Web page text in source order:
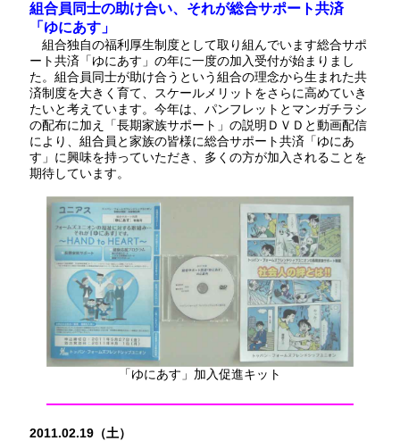
組合員同士の助け合い、それが総合サポート共済
「ゆにあす」
組合独自の福利厚生制度として取り組んでいます総合サポ
ート共済「ゆにあす」の年に一度の加入受付が始まりまし
た。組合員同士が助け合うという組合の理念から生まれた共
済制度を大きく育て、スケールメリットをさらに高めていき
たいと考えています。今年は、パンフレットとマンガチラシ
の配布に加え「長期家族サポート」の説明ＤＶＤと動画配信
により、組合員と家族の皆様に総合サポート共済「ゆにあ
す」に興味を持っていただき、多くの方が加入されることを
期待しています。
「ゆにあす」加入促進キット
2011.02.19（土）